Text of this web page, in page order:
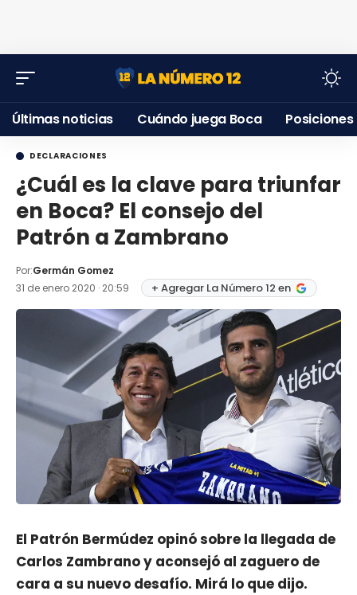
Últimas noticias Cuándo juega Boca Posiciones
DECLARACIONES
¿Cuál es la clave para triunfar
en Boca? El consejo del
Patrón a Zambrano
Por:Germán Gomez
31 de enero 2020 · 20:59
+ Agregar La Número 12 en
El Patrón Bermúdez opinó sobre la llegada de
Carlos Zambrano y aconsejó al zaguero de
cara a su nuevo desafío. Mirá lo que dijo.